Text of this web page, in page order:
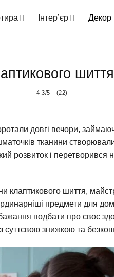
Інтер’єр Декор
шиття
4.3/5 - (22)
довгі вечори,
тканини
розвиток і перетворився
клаптикового шиття,
предмети для
подбати про своє
суттєвою знижкою та